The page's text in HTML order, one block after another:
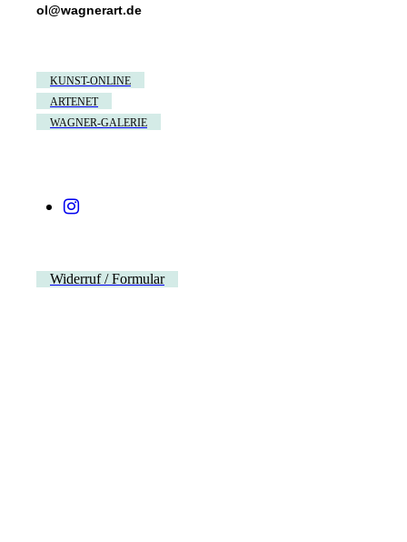
ol@wagnerart.de
KUNST-ONLINE
ARTENET
WAGNER-GALERIE
Widerruf / Formular